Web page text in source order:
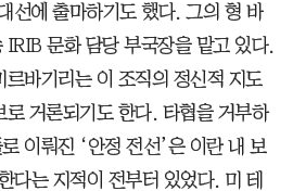
선에 출마하기도 했다. 그의 형 바
문화 담당 부국장을 맡고 있다.
르바기리는 이 조직의 정신적 지도
로 거론되기도 한다. 타협을 거부하
이뤄진 ‘안정 전선’은 이란 내 보
다는 지적이 전부터 있었다. 미 테